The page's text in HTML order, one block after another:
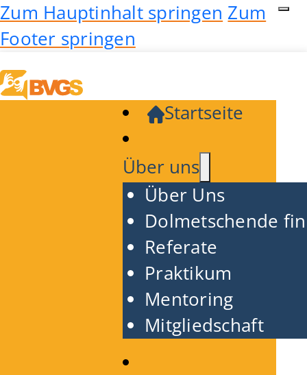
Zum Hauptinhalt springen Zum
Footer springen
Startseite
Über uns
Über Uns
Dolmetschende
Referate
Praktikum
Mentoring
Mitgliedschaft